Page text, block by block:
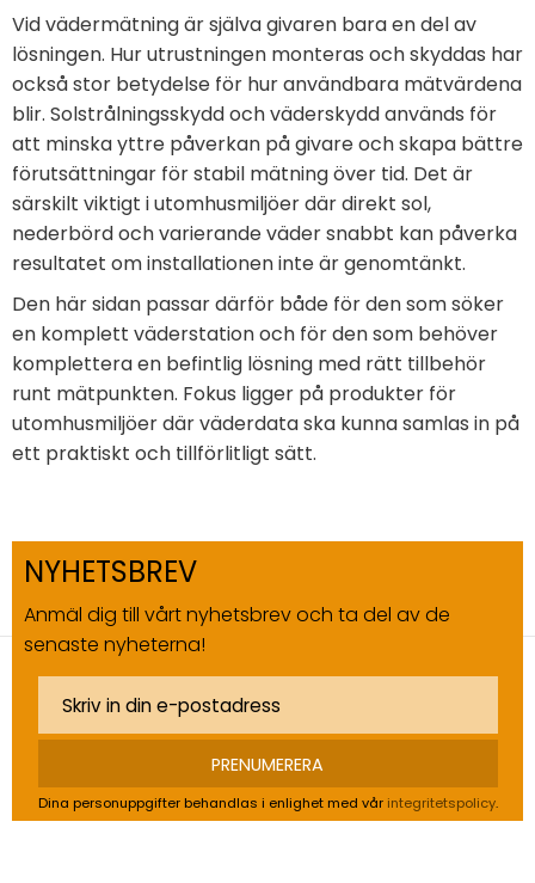
Vid vädermätning är själva givaren bara en del av
lösningen. Hur utrustningen monteras och skyddas har
också stor betydelse för hur användbara mätvärdena
blir. Solstrålningsskydd och väderskydd används för
att minska yttre påverkan på givare och skapa bättre
förutsättningar för stabil mätning över tid. Det är
särskilt viktigt i utomhusmiljöer där direkt sol,
nederbörd och varierande väder snabbt kan påverka
resultatet om installationen inte är genomtänkt.
Den här sidan passar därför både för den som söker
en komplett väderstation och för den som behöver
komplettera en befintlig lösning med rätt tillbehör
runt mätpunkten. Fokus ligger på produkter för
utomhusmiljöer där väderdata ska kunna samlas in på
ett praktiskt och tillförlitligt sätt.
NYHETSBREV
Anmäl dig till vårt nyhetsbrev och ta del av de
senaste nyheterna!
PRENUMERERA
Dina personuppgifter behandlas i enlighet med vår integritetspolicy.